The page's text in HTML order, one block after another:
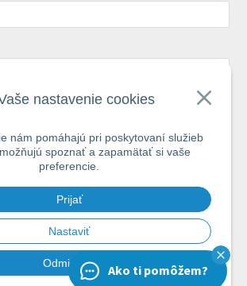
nastavenie cookies
nám pomáhajú pri poskytovaní služieb
spoznať a zapamätať si vaše
preferencie.
Prijať
Nastaviť
Odmietnuť
so
nájdete v schránke : 1x Rybársky Poradca a 1x
prehľad nových článkov z nášho blogu.
údajov je pre nás na 1. mieste.Zoznámte sa s
osobných údajov
Chcem odoberaťAko ti pomôžem?